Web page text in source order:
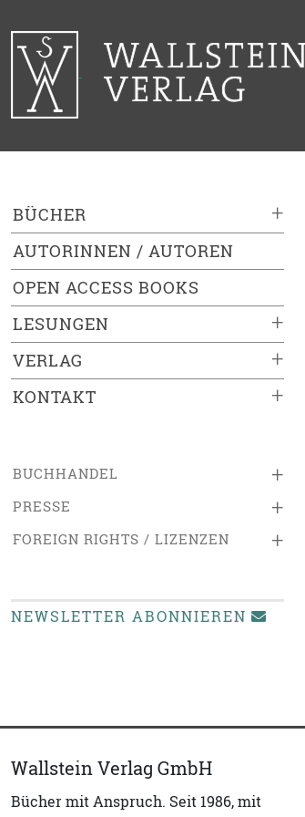
+
BÜCHER
AUTORINNEN / AUTOREN
OPEN ACCESS BOOKS
+
LESUNGEN
+
VERLAG
+
KONTAKT
+
BUCHHANDEL
+
PRESSE
+
FOREIGN RIGHTS / LIZENZEN
NEWSLETTER ABONNIEREN
Wallstein Verlag GmbH
Bücher mit Anspruch. Seit 1986, mit